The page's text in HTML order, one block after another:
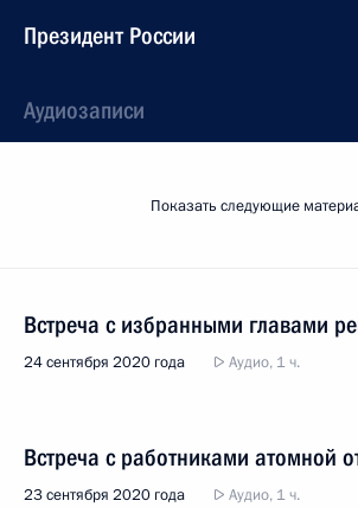
Президент России
Аудиозаписи
Показать следующие
Встреча с избранными главами
24 сентября 2020 года Аудио, 1 ч.
Встреча с работниками атомной
23 сентября 2020 года Аудио, 1 ч.